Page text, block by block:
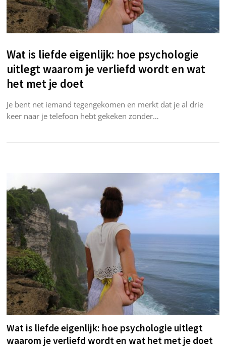
Wat is liefde eigenlijk: hoe psychologie
uitlegt waarom je verliefd wordt en wat
het met je doet
Je bent net iemand tegengekomen en merkt dat je al drie
keer naar je telefoon hebt gekeken zonder…
Wat is liefde eigenlijk: hoe psychologie uitlegt
waarom je verliefd wordt en wat het met je doet